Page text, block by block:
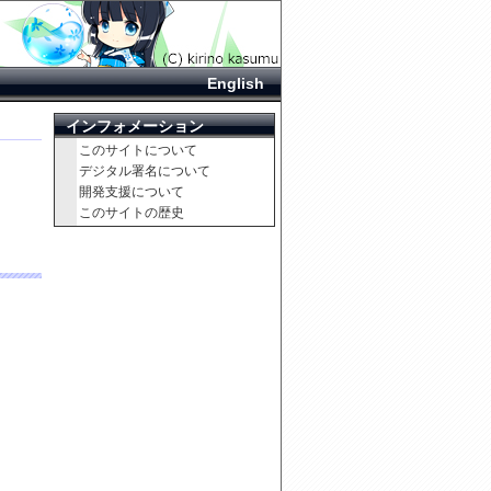
English
インフォメーション
このサイトについて
デジタル署名について
開発支援について
このサイトの歴史